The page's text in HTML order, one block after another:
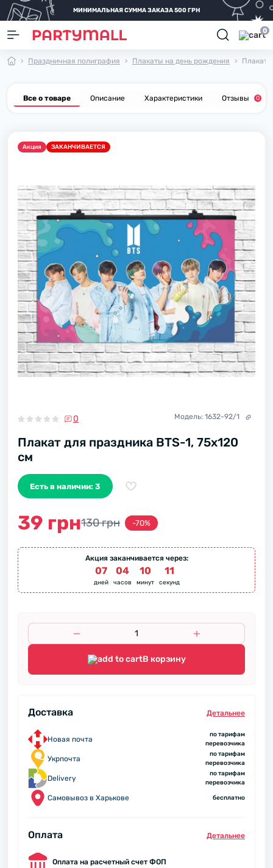
МИНИМАЛЬНАЯ СУММА ЗАКАЗА 500 ГРН
0
Праздничная полиграфия Плакаты на день рождения Плакат
Все о товаре Описание Характеристики Отзывы 0
Акция ЗАКАНЧИВАЕТСЯ
0 Модель: 1632-92/1
Плакат для праздника BTS-1, 75х120
см
Есть в наличии: 3
39 грн130 грн -70%
Акция заканчивается через:
07
дней
04
часов
10
минут
10
секунд
В корзину
Доставка Детальнее
Новая почта
по тарифам
перевозчика
Укрпочта
по тарифам
перевозчика
Delivery
по тарифам
перевозчика
Самовывоз в Харькове бесплатно
Оплата Детальнее
Оплата на расчетный счет ФОП